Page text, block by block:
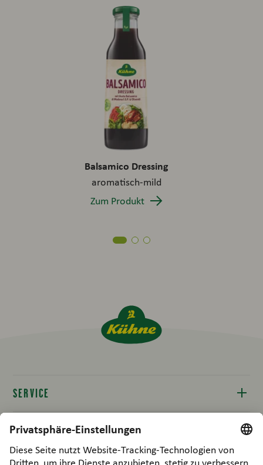
Balsamico Dressing
aromatisch-mild
Zum Produkt
SERVICE
Kontakt
Produktinfos
RECHTLICHES
Compliance